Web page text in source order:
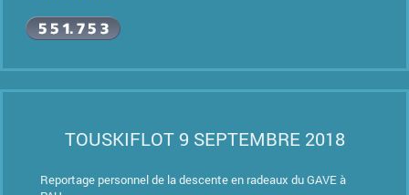
TOUSKIFLOT 9 SEPTEMBRE 2018
Reportage personnel de la descente en radeaux du GAVE à